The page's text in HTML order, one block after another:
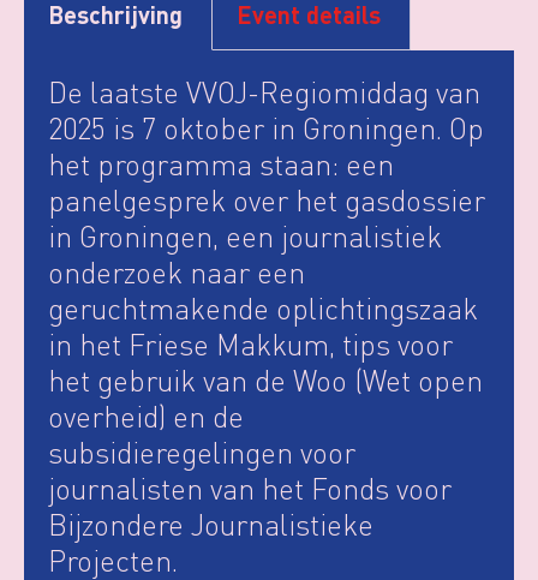
Beschrijving Event details
De laatste VVOJ-Regiomiddag van
2025 is 7 oktober in Groningen. Op
het programma staan: een
panelgesprek over het gasdossier
in Groningen, een journalistiek
onderzoek naar een
geruchtmakende oplichtingszaak
in het Friese Makkum, tips voor
het gebruik van de Woo (Wet open
overheid) en de
subsidieregelingen voor
journalisten van het Fonds voor
Bijzondere Journalistieke
Projecten.